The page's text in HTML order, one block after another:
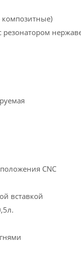
композитные)
CNC
вставкой